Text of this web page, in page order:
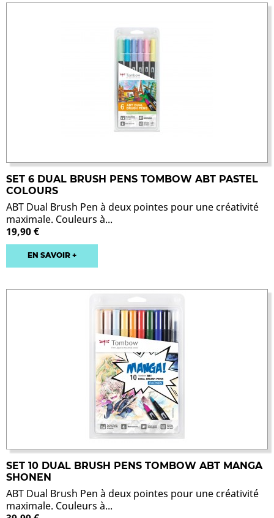
SET 6 DUAL BRUSH PENS TOMBOW ABT PASTEL
COLOURS
ABT Dual Brush Pen à deux pointes pour une créativité
maximale. Couleurs à...
19,90 €
EN SAVOIR +
SET 10 DUAL BRUSH PENS TOMBOW ABT MANGA
SHONEN
ABT Dual Brush Pen à deux pointes pour une créativité
maximale. Couleurs à...